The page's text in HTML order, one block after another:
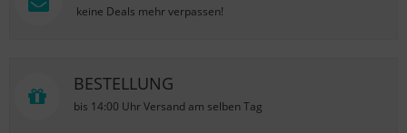
keine Deals mehr verpassen!
BESTELLUNG
bis 14:00 Uhr Versand am selben Tag